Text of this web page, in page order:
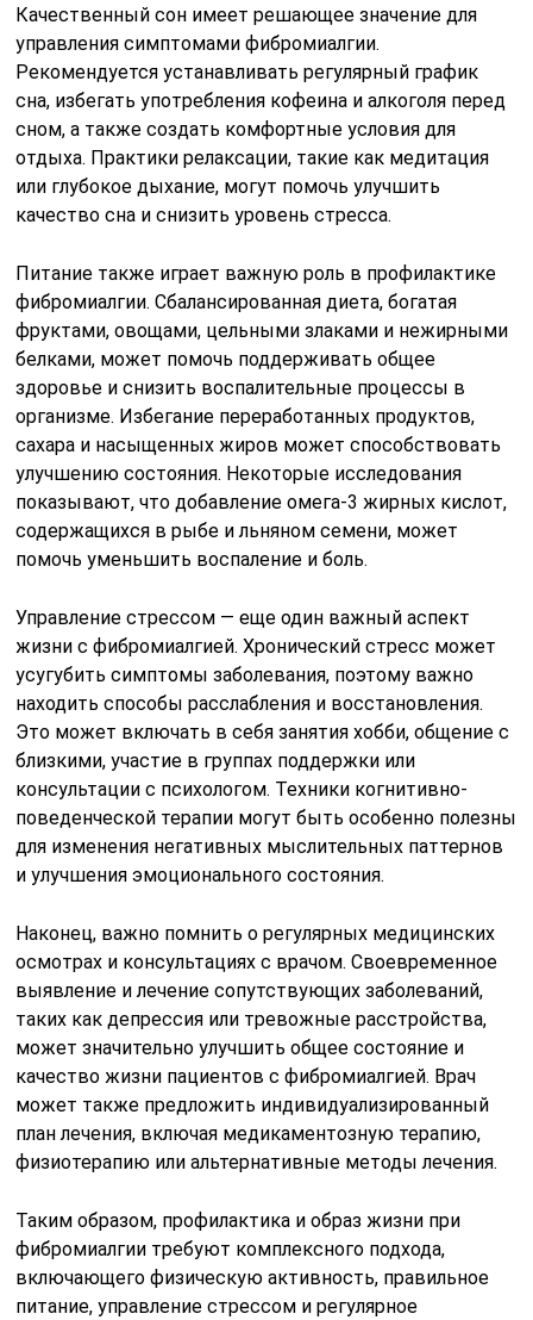
Качественный сон имеет решающее значение для
управления симптомами фибромиалгии.
Рекомендуется устанавливать регулярный график
сна, избегать употребления кофеина и алкоголя перед
сном, а также создать комфортные условия для
отдыха. Практики релаксации, такие как медитация
или глубокое дыхание, могут помочь улучшить
качество сна и снизить уровень стресса.
Питание также играет важную роль в профилактике
фибромиалгии. Сбалансированная диета, богатая
фруктами, овощами, цельными злаками и нежирными
белками, может помочь поддерживать общее
здоровье и снизить воспалительные процессы в
организме. Избегание переработанных продуктов,
сахара и насыщенных жиров может способствовать
улучшению состояния. Некоторые исследования
показывают, что добавление омега-3 жирных кислот,
содержащихся в рыбе и льняном семени, может
помочь уменьшить воспаление и боль.
Управление стрессом — еще один важный аспект
жизни с фибромиалгией. Хронический стресс может
усугубить симптомы заболевания, поэтому важно
находить способы расслабления и восстановления.
Это может включать в себя занятия хобби, общение с
близкими, участие в группах поддержки или
консультации с психологом. Техники когнитивно-
поведенческой терапии могут быть особенно полезны
для изменения негативных мыслительных паттернов
и улучшения эмоционального состояния.
Наконец, важно помнить о регулярных медицинских
осмотрах и консультациях с врачом. Своевременное
выявление и лечение сопутствующих заболеваний,
таких как депрессия или тревожные расстройства,
может значительно улучшить общее состояние и
качество жизни пациентов с фибромиалгией. Врач
может также предложить индивидуализированный
план лечения, включая медикаментозную терапию,
физиотерапию или альтернативные методы лечения.
Таким образом, профилактика и образ жизни при
фибромиалгии требуют комплексного подхода,
включающего физическую активность, правильное
питание, управление стрессом и регулярное